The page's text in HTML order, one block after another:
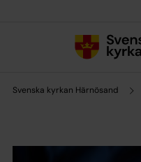
Svenska kyrkan Härnösand